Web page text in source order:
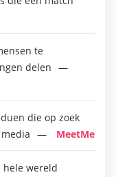
te
delen
die op zoek
MeetMe
hele wereld